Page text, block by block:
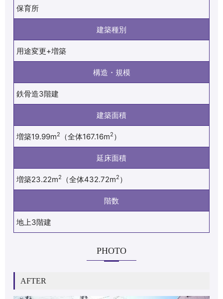
保育所
建築種別
用途変更+増築
構造・規模
鉄骨造3階建
建築面積
増築19.99m2 （全体167.16m2 ）
延床面積
増築23.22m2 （全体432.72m2 ）
階数
地上3階建
PHOTO
AFTER